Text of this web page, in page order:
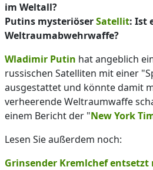
im Weltall?
Putins mysteriöserSatellit: Ist
Weltraumabwehrwaffe?
Wladimir Putin hat angeblich
russischen Satelliten mit einer
ausgestattet und könnte damit
verheerende Weltraumwaffe
einem Bericht der "New York
Lesen Sie außerdem noch:
Grinsender Kremlchef